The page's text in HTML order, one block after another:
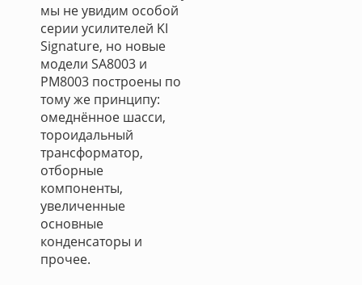
мы не увидим особой
серии усилителей KI
Signature, но новые
модели SA8003 и
PM8003 построены по
тому же принципу:
омеднённое шасси,
тороидальный
трансформатор,
отборные
компоненты,
увеличенные
основные
конденсаторы и
прочее.